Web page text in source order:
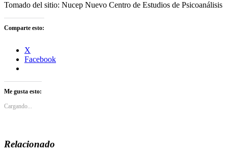
Tomado del sitio: Nucep Nuevo Centro de Estudios de Psicoanálisis
Comparte esto:
X
Facebook
Me gusta esto:
Cargando...
Relacionado